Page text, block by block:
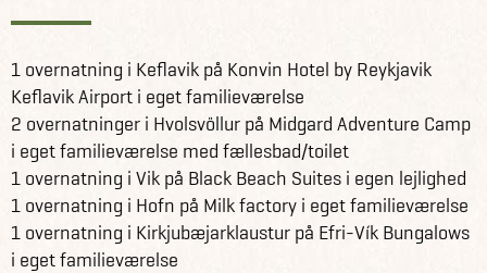
1 overnatning i Keflavik på Konvin Hotel by Reykjavik
Keflavik Airport i eget familieværelse
2 overnatninger i Hvolsvöllur på Midgard Adventure Camp
i eget familieværelse med fællesbad/toilet
1 overnatning i Vik på Black Beach Suites i egen lejlighed
1 overnatning i Hofn på Milk factory i eget familieværelse
1 overnatning i Kirkjubæjarklaustur på Efri-Vík Bungalows
i eget familieværelse